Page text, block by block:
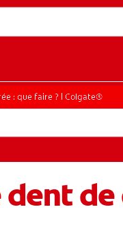
: que faire ? | Colgate®